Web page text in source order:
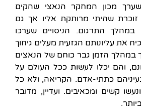
שערך מכון המחקר הנאצי שהקים
זוכרת שהיתי מרותקת אליו אך גם
התרגום. הניסויים שערכו
את עליונותם הגזעית מעלים גיחוך
במהלך הזמן גבר כוחם של הנאצים
והם יכלו לעשות ככל העולם על
כתתי-אדם. הקריאה, ולא כל
קשים ומכאיבים. ועדיין, מדובר